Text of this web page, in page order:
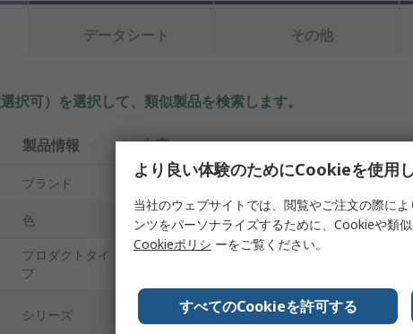
データシート その他
択可）を選択して、類似製品を検索します。
製品情報 内容
ブランド DFRobot
色 透明
プロダクトタイ
プ
シリーズ
micro:bit Enclosure for micro:bit V1, V1.5 &
FIT0533
より良い体験のためにCookieを使用
当社のウェブサイトでは、閲覧やご注文の際に
ンツをパーソナライズするために、Cookieや類
Cookieポリシ ーをご覧ください。
すべてのCookieを許可する